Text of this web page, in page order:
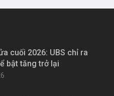
cuối 2026: UBS chỉ ra
bật tăng trở lại